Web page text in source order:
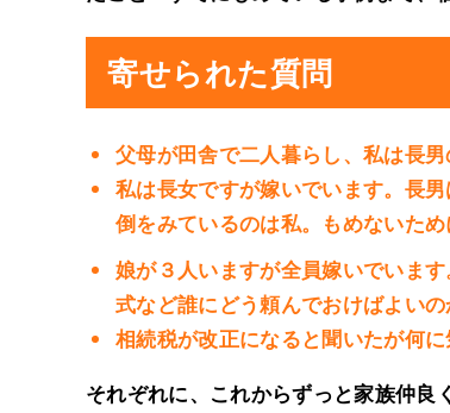
寄せられた質問
父母が田舎で二人暮らし、私は長
私は長女ですが嫁いでいます。長
倒をみているのは私。もめないため
娘が３人いますが全員嫁いでいま
式など誰にどう頼んでおけばよいの
相続税が改正になると聞いたが何に
それぞれに、これからずっと家族仲良